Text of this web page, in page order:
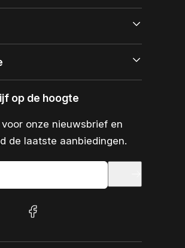
op de hoogte
onze nieuwsbrief en
de laatste aanbiedingen.
facebook